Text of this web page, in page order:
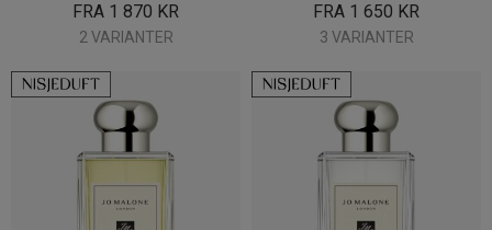
FRA 1 870 KR
2 VARIANTER
FRA 1 650 KR
3 VARIANTER